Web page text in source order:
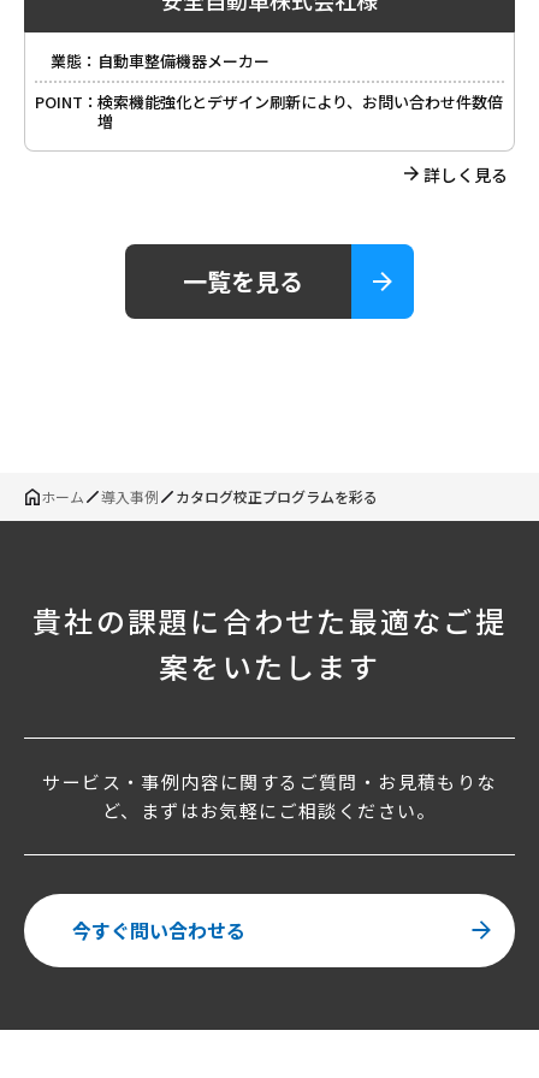
業態： 自動車整備機器メーカー
POINT：検索機能強化とデザイン刷新により、お問い合わせ件数倍
増
詳しく見る
一覧を見る
ホーム 導入事例 カタログ校正プログラムを彩る
貴社の課題に合わせた最適なご提
案をいたします
サービス・事例内容に関するご質問・お見積もりな
ど、まずはお気軽にご相談ください。
今すぐ問い合わせる